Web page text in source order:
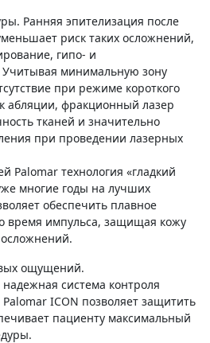
Ранняя эпителизация после
риск таких осложнений,
гипо- и
минимальную зону
при режиме короткого
абляции, фракционный лазер
тканей и значительно
при проведении лазерных
Palomar технология «гладкий
многие годы на лучших
обеспечить плавное
время импульса, защищая кожу
ощущений.
система контроля
ICON позволяет защитить
пациенту максимальный